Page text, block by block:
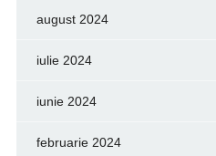
august 2024
iulie 2024
iunie 2024
februarie 2024